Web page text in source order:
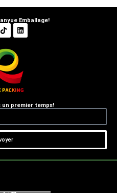
Emballage!
un premier temps!